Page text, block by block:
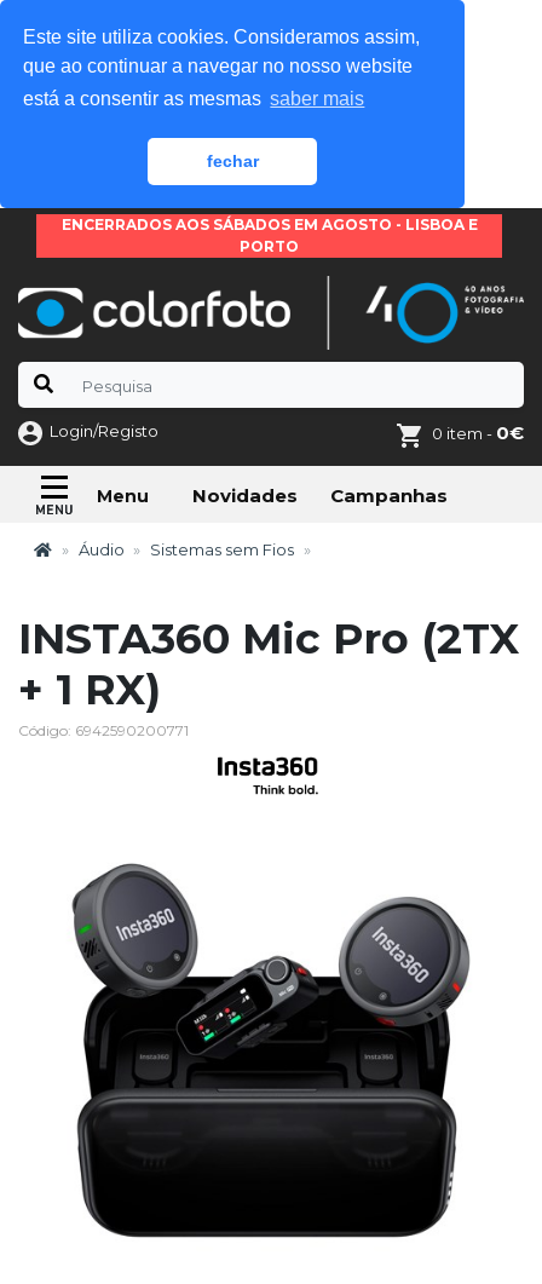
Este site utiliza cookies. Consideramos assim,
que ao continuar a navegar no nosso website
está a consentir as mesmas saber mais
fechar
ENCERRADOS AOS SÁBADOS EM AGOSTO - LISBOA E
PORTO
Login/Registo 0 item - 0€
Menu Novidades Campanhas
Áudio Sistemas sem Fios
INSTA360 Mic Pro (2TX
+ 1 RX)
Código: 6942590200771